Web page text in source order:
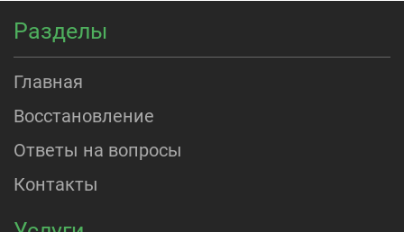
Разделы
Главная
Восстановление
Ответы на вопросы
Контакты